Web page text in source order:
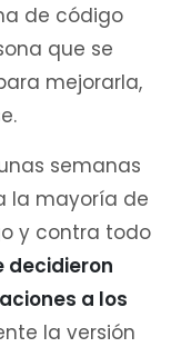
de código
que se
mejorarla,
semanas
la mayoría de
y contra todo
decidieron
a los
la versión